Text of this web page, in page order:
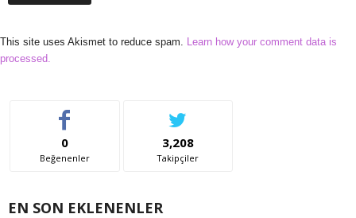
This site uses Akismet to reduce spam. Learn how your comment data is
processed.
0
Beğenenler
3,208
Takipçiler
EN SON EKLENENLER